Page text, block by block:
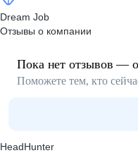
Dream Job
Отзывы о компании
Пока нет отзывов —
Поможете тем, кто
HeadHunter